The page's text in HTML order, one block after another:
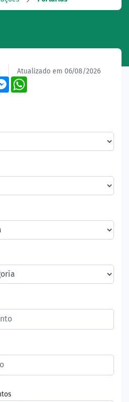
Atualizado em 06/08/2026
Messenger